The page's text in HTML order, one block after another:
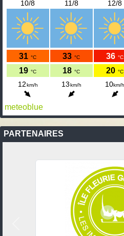
meteoblue
PARTENAIRES